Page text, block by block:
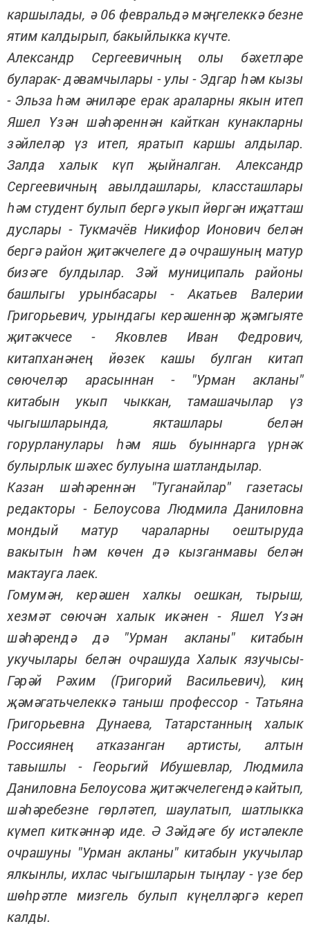
каршылады, ә 06 февральдә мәңгелеккә безне
ятим калдырып, бакыйлыкка күчте.
Александр Сергеевичның олы бәхетләре
буларак- дәвамчылары - улы - Эдгар һәм кызы
- Эльза һәм әниләре ерак араларны якын итеп
Яшел Үзән шәһәреннән кайткан кунакларны
зәйлеләр үз итеп, яратып каршы алдылар.
Залда халык күп җыйналган. Александр
Сергеевичның авылдашлары, классташлары
һәм студент булып бергә укып йөргән иҗатташ
дуслары - Тукмачёв Никифор Ионович белән
бергә район җитәкчелеге дә очрашуның матур
бизәге булдылар. Зәй муниципаль районы
башлыгы урынбасары - Акатьев Валерии
Григорьевич, урындагы керәшеннәр җәмгыяте
җитәкчесе - Яковлев Иван Федрович,
китапханәнең йөзек кашы булган китап
сөючеләр арасыннан - "Урман акланы"
китабын укып чыккан, тамашачылар үз
чыгышларында, якташлары белән
горурланулары һәм яшь буыннарга үрнәк
булырлык шәхес булуына шатландылар.
Казан шәһәреннән "Туганайлар" газетасы
редакторы - Белоусова Людмила Даниловна
мондый матур чараларны оештыруда
вакытын һәм көчен дә кызганмавы белән
мактауга лаек.
Гомумән, керәшен халкы оешкан, тырыш,
хезмәт сөючән халык икәнен - Яшел Үзән
шәһәрендә дә "Урман акланы" китабын
укучылары белән очрашуда Халык язучысы-
Гәрәй Рәхим (Григорий Васильевич), киң
җәмәгатьчелеккә таныш профессор - Татьяна
Григорьевна Дунаева, Татарстанның халык
Россиянең атказанган артисты, алтын
тавышлы - Георьгий Ибушевлар, Людмила
Даниловна Белоусова җитәкчелегендә кайтып,
шәһәребезне гөрләтеп, шаулатып, шатлыкка
күмеп киткәннәр иде. Ә Зәйдәге бу истәлекле
очрашуны "Урман акланы" китабын укучылар
ялкынлы, ихлас чыгышларын тыңлау - үзе бер
шөһрәтле мизгель булып күңелләргә кереп
калды.